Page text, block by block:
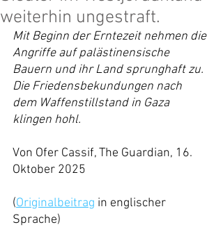
weiterhin ungestraft.
Mit Beginn der Erntezeit nehmen die
Angriffe auf palästinensische
Bauern und ihr Land sprunghaft zu.
Die Friedensbekundungen nach
dem Waffenstillstand in Gaza
klingen hohl.
Von Ofer Cassif, The Guardian, 16.
Oktober 2025
(Originalbeitrag in englischer
Sprache)